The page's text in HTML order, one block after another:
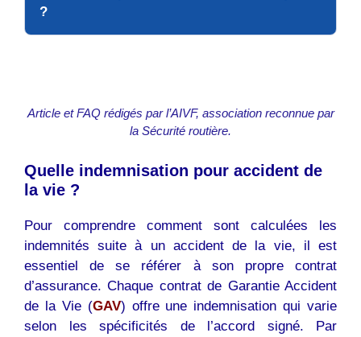
?
Article et FAQ rédigés par l’AIVF, association reconnue par
la Sécurité routière.
Quelle indemnisation pour accident de
la vie ?
Pour comprendre comment sont calculées les
indemnités suite à un accident de la vie, il est
essentiel de se référer à son propre contrat
d’assurance. Chaque contrat de Garantie Accident
de la Vie (GAV) offre une indemnisation qui varie
selon les spécificités de l’accord signé. Par